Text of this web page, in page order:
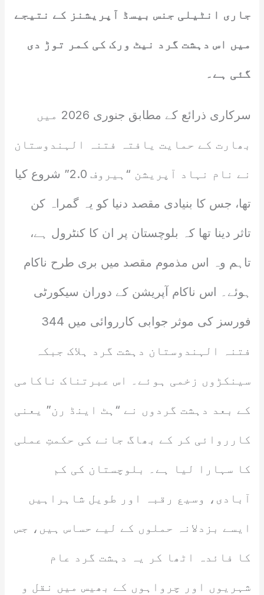
جاری انٹیلی جنس بیسڈ آپریشنز کے نتیجے
میں اس دہشت گرد نیٹ ورک کی کمر توڑ دی
گئی ہے۔
سرکاری ذرائع کے مطابق جنوری 2026 میں
بھارت کے حمایت یافتہ فتنہ الہندوستان
نے نام نہاد آپریشن “ہیروف 2.0” شروع کیا
تھا، جس کا بنیادی مقصد دنیا کو یہ گمراہ کن
تاثر دینا تھا کہ بلوچستان پر ان کا کنٹرول ہے،
تاہم وہ اس مذموم مقصد میں بری طرح ناکام
ہوئے۔ اس ناکام آپریشن کے دوران سیکورٹی
فورسز کی موثر جوابی کارروائی میں 344
فتنہ الہندوستان دہشت گرد ہلاک جبکہ
سینکڑوں زخمی ہوئے۔ اس عبرتناک ناکامی
کے بعد دہشت گردوں نے “ہٹ اینڈ رن” یعنی
کارروائی کر کے بھاگ جانے کی حکمتِ عملی
کا سہارا لیا ہے۔ بلوچستان کی کم
آبادی، وسیع رقبہ اور طویل شاہراہیں
ایسے بزدلانہ حملوں کے لیے حساس ہیں، جس
کا فائدہ اٹھا کر یہ دہشت گرد عام
شہریوں اور چرواہوں کے بھیس میں نقل و